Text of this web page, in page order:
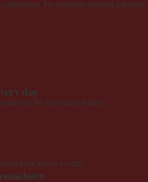
For investors building a
day
on the secondary market.
feed. Prices in USD.